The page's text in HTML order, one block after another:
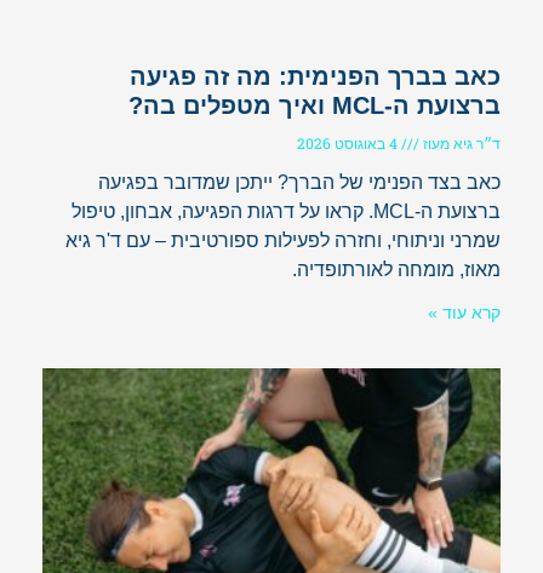
כאב בברך הפנימית: מה זה פגיעה
ברצועת ה-MCL ואיך מטפלים בה?
ד״ר גיא מעוז
כאב בצד הפנימי של הברך? ייתכן שמדובר בפגיעה
ברצועת ה-MCL. קראו על דרגות הפגיעה, אבחון, טיפול
שמרני וניתוחי, וחזרה לפעילות ספורטיבית – עם ד'ר גיא
מאוז, מומחה לאורתופדיה.
קרא עוד »